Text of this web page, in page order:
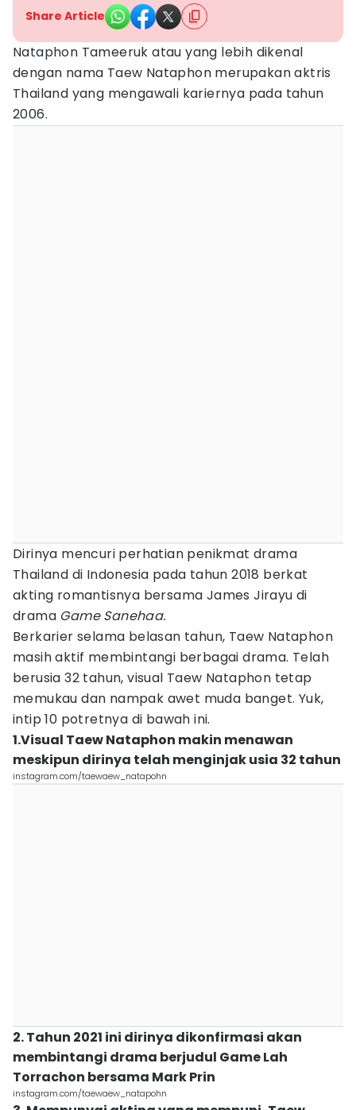
Share Article
Nataphon Tameeruk atau yang lebih dikenal
dengan nama Taew Nataphon merupakan aktris
Thailand yang mengawali kariernya pada tahun
2006.
Dirinya mencuri perhatian penikmat drama
Thailand di Indonesia pada tahun 2018 berkat
akting romantisnya bersama James Jirayu di
drama Game Sanehaa.
Berkarier selama belasan tahun, Taew Nataphon
masih aktif membintangi berbagai drama. Telah
berusia 32 tahun, visual Taew Nataphon tetap
memukau dan nampak awet muda banget. Yuk,
intip 10 potretnya di bawah ini.
1.Visual Taew Nataphon makin menawan
meskipun dirinya telah menginjak usia 32 tahun
instagram.com/taewaew_natapohn
2. Tahun 2021 ini dirinya dikonfirmasi akan
membintangi drama berjudul Game Lah
Torrachon bersama Mark Prin
instagram.com/taewaew_natapohn